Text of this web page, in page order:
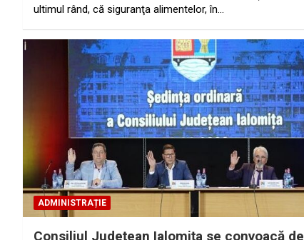
ultimul rând, că siguranţa alimentelor, în…
ADMINISTRAȚIE
Consiliul Judeţean Ialomiţa se convoacă de